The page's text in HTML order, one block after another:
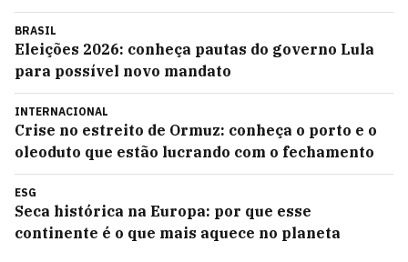
BRASIL
Eleições 2026: conheça pautas do governo Lula
para possível novo mandato
INTERNACIONAL
Crise no estreito de Ormuz: conheça o porto e o
oleoduto que estão lucrando com o fechamento
ESG
Seca histórica na Europa: por que esse
continente é o que mais aquece no planeta